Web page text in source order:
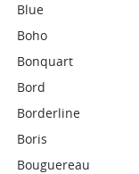
Blue
Boho
Bonquart
Bord
Borderline
Boris
Bouguereau